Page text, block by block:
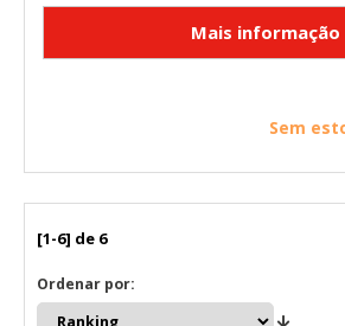
Sem
[1-6] de 6
Ordenar por:
"Configuración de cookies" al pie de la